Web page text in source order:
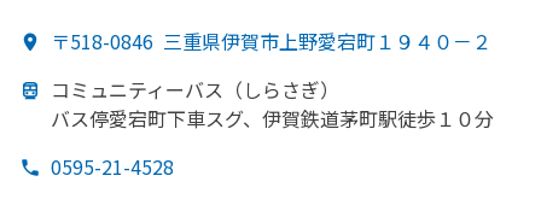
〒518-0846 三重県伊賀市上野愛宕町１９４０－２
コミュニティーバス（しらさぎ）
バス停愛宕町下車スグ、 伊賀鉄道茅町駅徒歩１０分
0595-21-4528